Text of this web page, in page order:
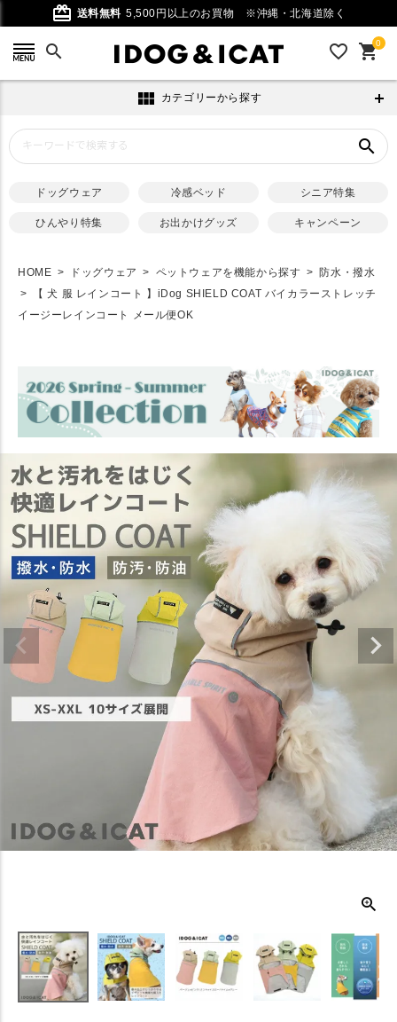
card_giftcard 送料無料 5,500円以上のお買物 ※沖縄・北海道除く
search favorite_outline 0
shopping_cart
view_module カテゴリーから探す
search
ドッグウェア 冷感ベッド シニア特集
ひんやり特集 お出かけグッズ キャンペーン
HOME ドッグウェア ペットウェアを機能から探す
防水・撥水
【 犬 服 レインコート 】iDog SHIELD COAT バイカラーストレッチ
イージーレインコート メール便OK